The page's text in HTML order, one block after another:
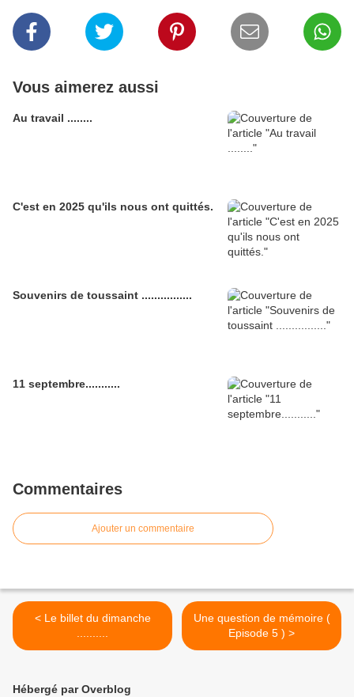
Vous aimerez aussi
Au travail ........
C'est en 2025 qu'ils nous ont quittés.
Souvenirs de toussaint ................
11 septembre...........
Commentaires
Ajouter un commentaire
< Le billet du dimanche
Une question de mémoire (
Episode 5 ) >
Hébergé par Overblog